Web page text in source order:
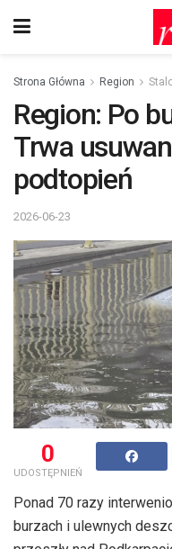
Strona Główna Region
Region: Po
Trwa
podtopień
2026-06-23
0
UDOSTĘPNIEŃ
Ponad 70 razy
burzach i ulewnych